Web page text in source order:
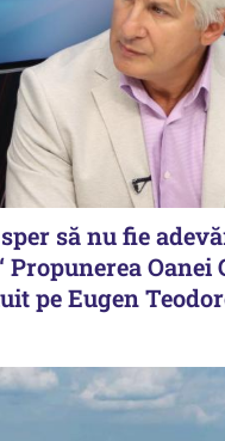
să nu fie
Propunerea Oanei
pe Eugen